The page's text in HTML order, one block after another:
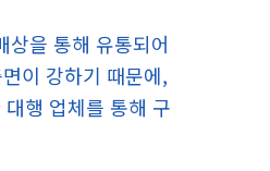
을 통해 유통되어
이 강하기 때문에,
행 업체를 통해 구